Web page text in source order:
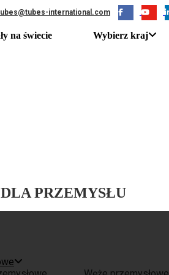
international.com
Wybierz kraj
PRZEMYSŁU